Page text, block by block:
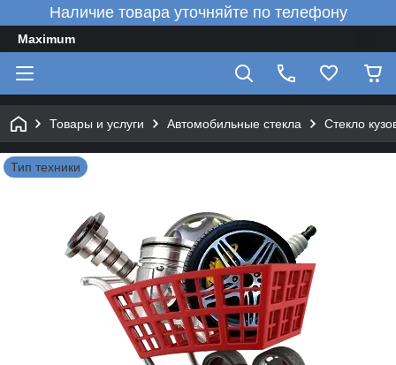
Наличие товара уточняйте по телефону
Maximum
Товары и услуги Автомобильные стекла Стекло
Тип техники